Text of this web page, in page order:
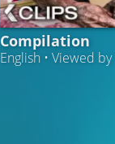
Compilation
English • Viewed by